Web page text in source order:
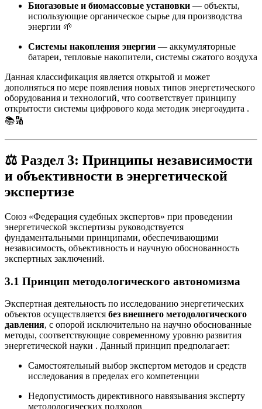
Биогазовые и биомассовые установки — объекты,
использующие органическое сырье для производства
энергии 🌱
Системы накопления энергии — аккумуляторные
батареи, тепловые накопители, системы сжатого воздуха
Данная классификация является открытой и может
дополняться по мере появления новых типов энергетического
оборудования и технологий, что соответствует принципу
открытости системы цифрового кода методик энергоаудита .
📚🔢
⚖️ Раздел 3: Принципы независимости
и объективности в энергетической
экспертизе
Союз «Федерация судебных экспертов» при проведении
энергетической экспертизы руководствуется
фундаментальными принципами, обеспечивающими
независимость, объективность и научную обоснованность
экспертных заключений.
3.1 Принцип методологического автономизма
Экспертная деятельность по исследованию энергетических
объектов осуществляется без внешнего методологического
давления, с опорой исключительно на научно обоснованные
методы, соответствующие современному уровню развития
энергетической науки . Данный принцип предполагает:
Самостоятельный выбор экспертом методов и средств
исследования в пределах его компетенции
Недопустимость директивного навязывания эксперту
методологических подходов